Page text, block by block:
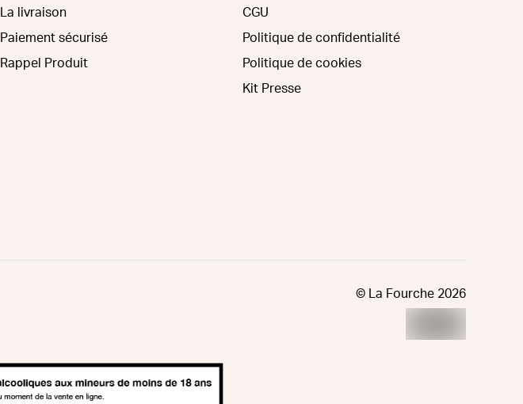
La livraison
Paiement sécurisé
Rappel Produit
CGU
Politique de confidentialité
Politique de cookies
Kit Presse
© La Fourche 2026